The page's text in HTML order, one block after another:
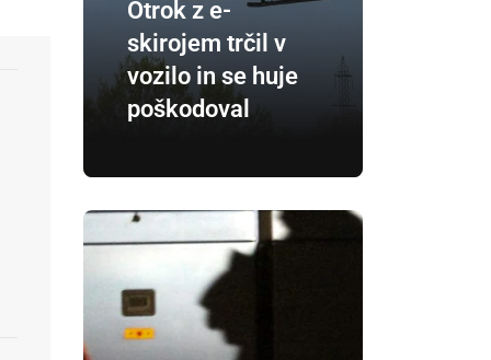
Otrok z e-
skirojem trčil v
vozilo in se huje
poškodoval